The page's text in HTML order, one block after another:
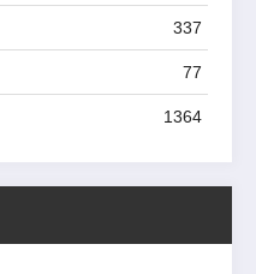
337
77
1364